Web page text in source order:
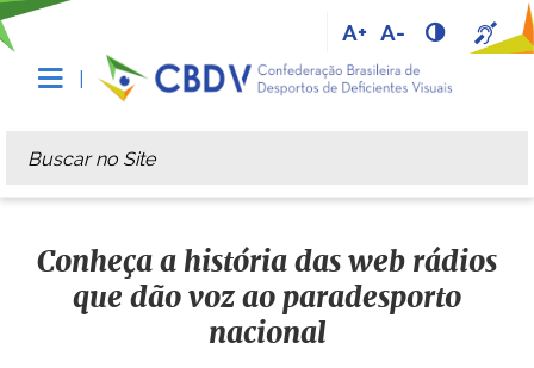
A+ A-
Busca
Busca Avançada…
Conheça a história das web rádios
que dão voz ao paradesporto
nacional